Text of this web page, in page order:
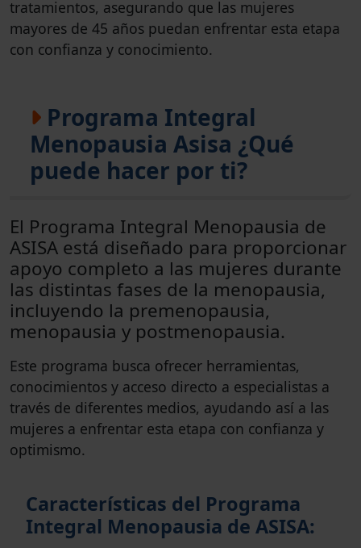
tratamientos, asegurando que las mujeres
mayores de 45 años puedan enfrentar esta etapa
con confianza y conocimiento.
Programa Integral
Menopausia Asisa ¿Qué
puede hacer por ti?
El Programa Integral Menopausia de
ASISA está diseñado para proporcionar
apoyo completo a las mujeres durante
las distintas fases de la menopausia,
incluyendo la premenopausia,
menopausia y postmenopausia.
Este programa busca ofrecer herramientas,
conocimientos y acceso directo a especialistas a
través de diferentes medios, ayudando así a las
mujeres a enfrentar esta etapa con confianza y
optimismo.
Características del Programa
Integral Menopausia de ASISA: